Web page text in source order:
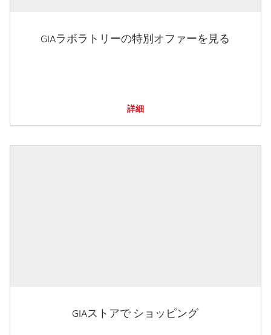
GIAラボラトリーの特別オファーを見る
詳細
GIAストアで ショッピング